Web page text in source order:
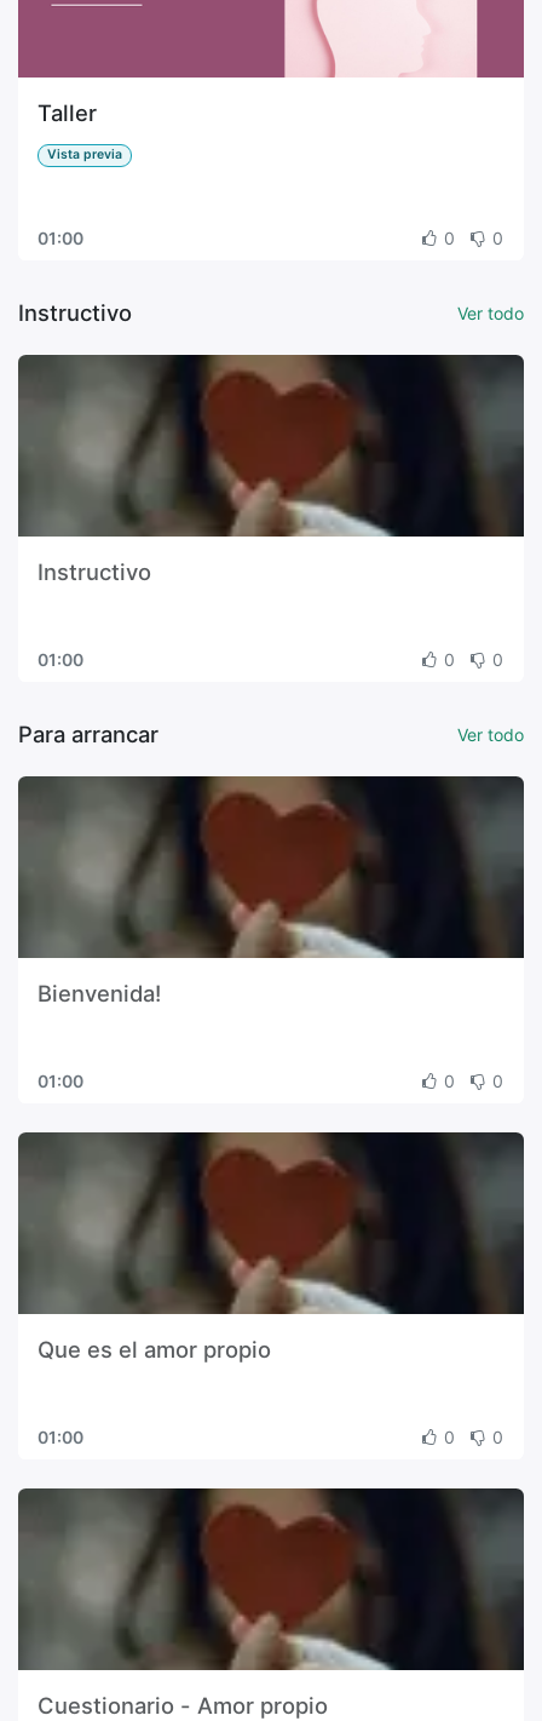
Taller
Vista previa
01:00 0 0
Instructivo Ver todo
Instructivo
01:00 0 0
Para arrancar Ver todo
Bienvenida!
01:00 0 0
Que es el amor propio
01:00 0 0
Cuestionario - Amor propio